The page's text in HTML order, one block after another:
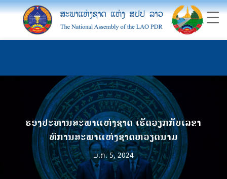
ຮອງ​ປະທານ​ສະພາ​ແຫ່ງ​ຊາດ​ ​​​ເຮັດ​ວຽກ​ກັບ​​ເລ​ຂາ​
ທິ​ການ​ສະ​ພາ​ແຫ່ງ​ຊາດຫວຽດນາມ
ມ.ກ. 5, 2024